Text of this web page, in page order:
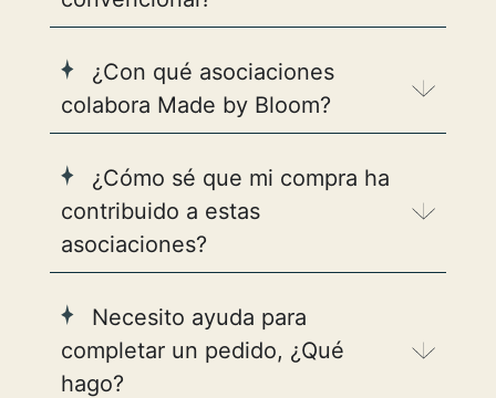
¿Con qué asociaciones
colabora Made by Bloom?
¿Cómo sé que mi compra ha
contribuido a estas
asociaciones?
Necesito ayuda para
completar un pedido, ¿Qué
hago?